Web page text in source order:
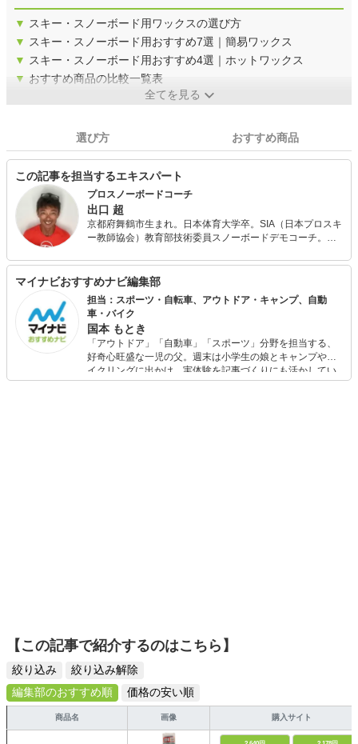
▼ スキー・スノーボード用ワックスの選び方
▼ スキー・スノーボード用おすすめ7選｜簡易ワックス
▼ スキー・スノーボード用おすすめ4選｜ホットワックス
▼ おすすめ商品の比較一覧表
全てを見る
選び方 おすすめ商品
この記事を担当するエキスパート
プロスノーボードコーチ
出口 超
京都府舞鶴市生まれ。日本体育大学卒。SIA（日本プロスキ
ー教師協会）教育部技術委員スノーボードデモコーチ。力
「もっとカッコ良く滑るスノーボード」(メイツ出版)、「は
じめてでも絶対うまくなるスノーボード」（主婦の友
社）、自費出版によるe-book「もっと優雅にカッコ良く滑
るスノーボード」（Kindle）などがある。 人の骨格やバラ
ンスに応じたレッスン・バインディングのセッティング診
断に定評あり。スノーシーズンは主に、神立スノーリゾー
ト（新潟県）で自身のレッスンプログラム「超塾」を開
催。夏場は地元舞鶴市にてスクーバダイビングとSUPのガ
イドをしている。
マイナビおすすめナビ編集部
担当：スポーツ・自転車、アウトドア・キャンプ、自動
車・バイク
国本 もとき
「アウトドア」「自動車」「スポーツ」分野を担当する、
好奇心旺盛な一児の父。週末は小学生の娘とキャンプやサ
イクリングに出かけ、実体験を記事づくりにも活かしてい
ます。読者の「知りたい」を分かりやすく届けることをモ
【この記事で紹介するのはこちら】
絞り込み
絞り込み解除
編集部のおすすめ順
価格の安い順
商品名 画像 購入サイト